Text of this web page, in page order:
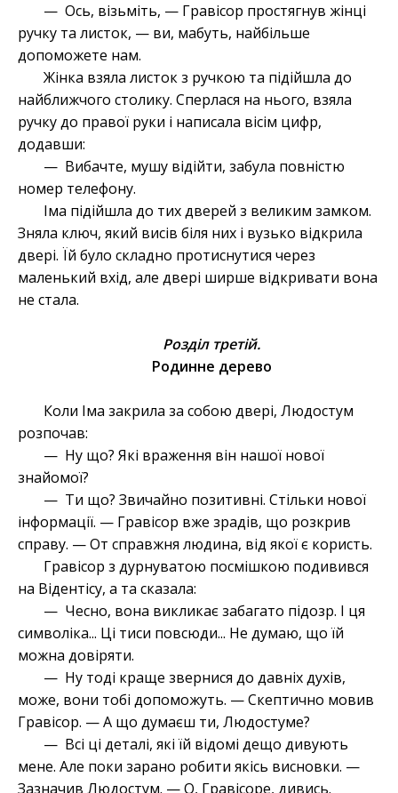
— Ось, візьміть, — Гравісор простягнув жінці
ручку та листок, — ви, мабуть, найбільше
допоможете нам.
Жінка взяла листок з ручкою та підійшла до
найближчого столику. Сперлася на нього, взяла
ручку до правої руки і написала вісім цифр,
додавши:
— Вибачте, мушу відійти, забула повністю
номер телефону.
Іма підійшла до тих дверей з великим замком.
Зняла ключ, який висів біля них і вузько відкрила
двері. Їй було складно протиснутися через
маленький вхід, але двері ширше відкривати вона
не стала.
Розділ третій.
Родинне дерево
Коли Іма закрила за собою двері, Людостум
розпочав:
— Ну що? Які враження він нашої нової
знайомої?
— Ти що? Звичайно позитивні. Стільки нової
інформації. — Гравісор вже зрадів, що розкрив
справу. — От справжня людина, від якої є користь.
Гравісор з дурнуватою посмішкою подивився
на Відентісу, а та сказала:
— Чесно, вона викликає забагато підозр. І ця
символіка... Ці тиси повсюди... Не думаю, що їй
можна довіряти.
— Ну тоді краще звернися до давніх духів,
може, вони тобі допоможуть. — Скептично мовив
Гравісор. — А що думаєш ти, Людостуме?
— Всі ці деталі, які їй відомі дещо дивують
мене. Але поки зарано робити якісь висновки. —
Зазначив Людостум. — О, Гравісоре, дивись.